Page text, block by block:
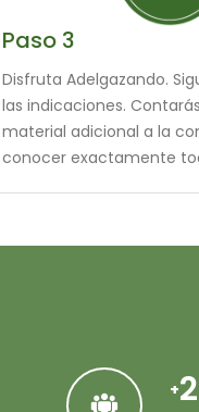
Paso 3
Disfruta Adelgazando.
las indicaciones.
material adicional a la
conocer exactamente
+